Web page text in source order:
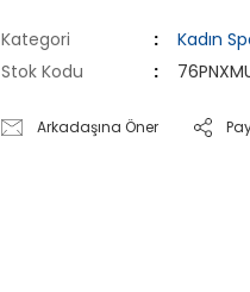
Kategori
Kadın
Stok Kodu
Arkadaşına Öner